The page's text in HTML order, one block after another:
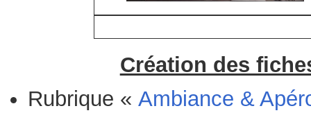
Création des
Rubrique « Ambiance &